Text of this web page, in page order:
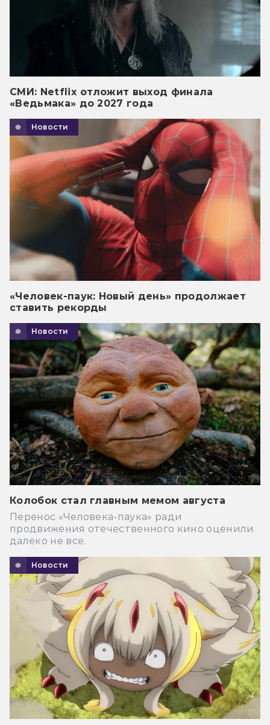
СМИ: Netflix отложит выход финала
«Ведьмака» до 2027 года
Новости
«Человек-паук: Новый день» продолжает
ставить рекорды
Новости
Колобок стал главным мемом августа
Перенос «Человека-паука» ради
продвижения отечественного кино оценили
далеко не все.
Новости